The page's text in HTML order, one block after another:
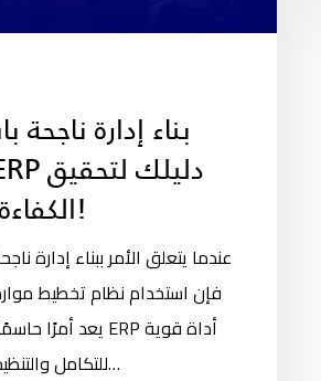
بناء إدارة
الكفاءة والتميز!
عندما يتعلق الأمر ببناء إدارة
فإن استخدام نظام تخطيط
للتكامل والتنظيم، ويمكن أن…